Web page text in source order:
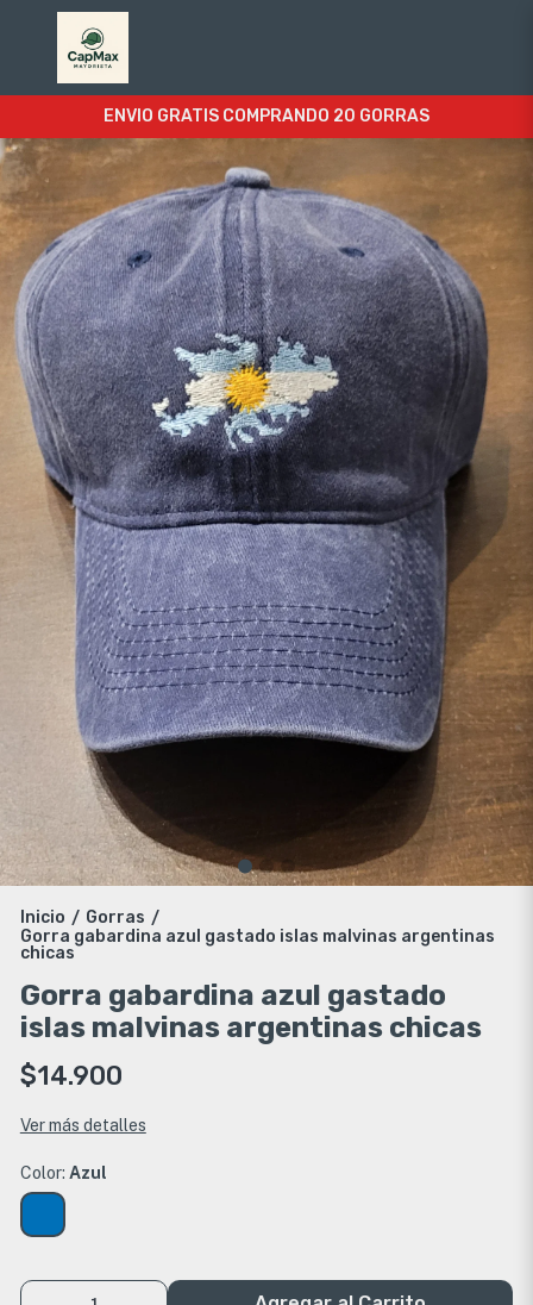
ENVIO GRATIS COMPRANDO 20 GORRAS
Inicio / Gorras /
Gorra gabardina azul gastado islas malvinas argentinas
chicas
Gorra gabardina azul gastado
islas malvinas argentinas chicas
$14.900
Ver más detalles
Color: Azul